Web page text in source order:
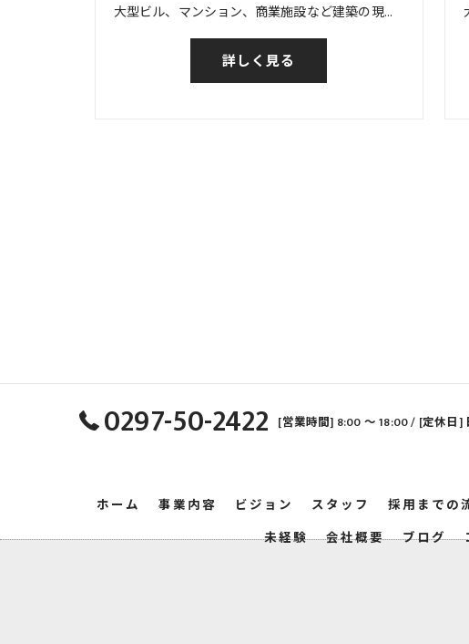
大型ビル、マンション、商業施設など建築の現場の他、橋梁など土木の現場での鉄筋工事
詳しく見る
0297-50-2422 [営業時間] 8:00 〜 18:00 / [定休日]
ホーム 事業内容 ビジョン スタッフ 採用までの
未経験
会社概要 ブログ